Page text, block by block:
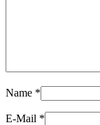
Name *
E-Mail *